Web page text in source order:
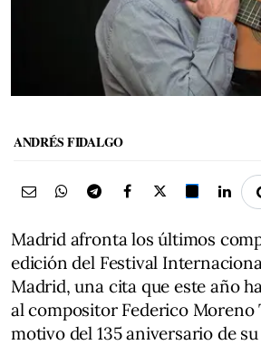
ANDRÉS FIDALGO
Madrid afronta los últimos
edición del Festival
Madrid, una cita que este año
al compositor Federico Moreno
motivo del 135 aniversario de